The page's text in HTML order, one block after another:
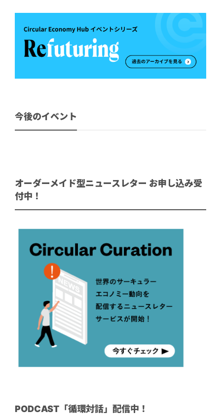
今後のイベント
オーダーメイド型ニュースレター お申し込み受
付中！
PODCAST「循環対話」配信中！